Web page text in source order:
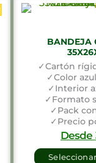
BANDEJA
✓Cartón
✓Color
✓Interior
✓Formato
✓Pack
✓Precio
Desde